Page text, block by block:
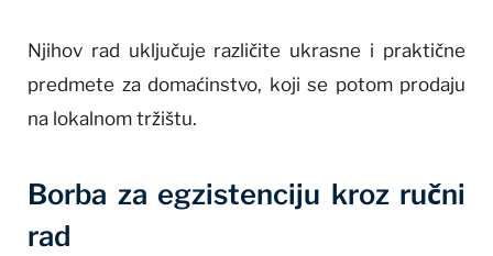
Njihov rad uključuje različite ukrasne i praktične
predmete za domaćinstvo, koji se potom prodaju
na lokalnom tržištu.
Borba za egzistenciju kroz ručni
rad